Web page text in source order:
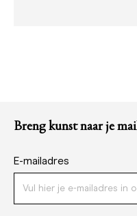
Breng kunst naar je
E-mailadres